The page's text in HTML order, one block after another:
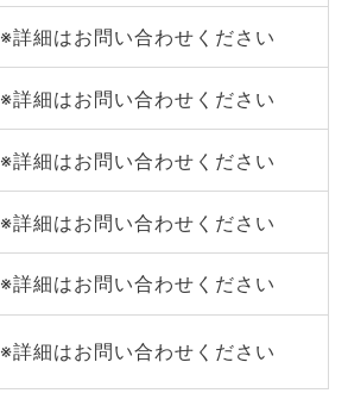
※詳細はお問い合わせください
※詳細はお問い合わせください
※詳細はお問い合わせください
※詳細はお問い合わせください
※詳細はお問い合わせください
※詳細はお問い合わせください